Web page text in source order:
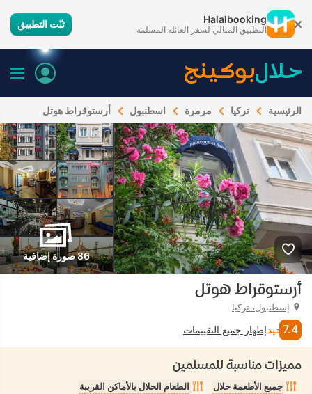
Halalbooking
التطبيق المثالي لسفر العائلة المسلمة ثبّت التطبيق
الرئيسية تركيا مرمرة اسطنبول أرستوقراط هوتل
86 صورة إضافية
أرستوقراط هوتل
إسطنبول، تركيا
7.4 جيدإظهار جميع التقييمات
مميزات مناسبة للمسلمين
جميع الأطعمة حلال
الطعام الحلال بالأماكن القريبة